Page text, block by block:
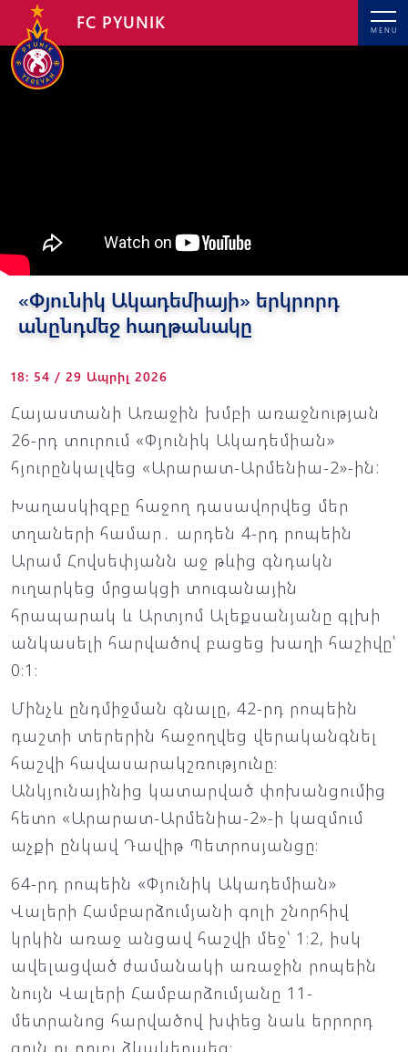
MENU
FC PYUNIK
«Փյունիկ Ակադեմիայի» երկրորդ
անընդմեջ հաղթանակը
18: 54 / 29 Ապրիլ 2026
Հայաստանի Առաջին խմբի առաջնության
26-րդ տուրում «Փյունիկ Ակադեմիան»
հյուրընկալվեց «Արարատ-Արմենիա-2»-ին:
Խաղասկիզբը հաջող դասավորվեց մեր
տղաների համար․ արդեն 4-րդ րոպեին
Արամ Հովսեփյանն աջ թևից գնդակն
ուղարկեց մրցակցի տուգանային
հրապարակ և Արտյոմ Ալեքսանյանը գլխի
անկասելի հարվածով բացեց խաղի հաշիվը՝
0։1։
Մինչև ընդմիջման գնալը, 42-րդ րոպեին
դաշտի տերերին հաջողվեց վերականգնել
հաշվի հավասարակշռությունը։
Անկյունայինից կատարված փոխանցումից
հետո «Արարատ-Արմենիա-2»-ի կազմում
աչքի ընկավ Դավիթ Պետրոսյանցը։
64-րդ րոպեին «Փյունիկ Ակադեմիան»
Վալերի Համբարձումյանի գոլի շնորհիվ
կրկին առաջ անցավ հաշվի մեջ՝ 1։2, իսկ
ավելացված ժամանակի առաջին րոպեին
նույն Վալերի Համբարձումյանը 11-
մետրանոց հարվածով խփեց նաև երրորդ
գոլն ու դուբլ ձևակերպեց։